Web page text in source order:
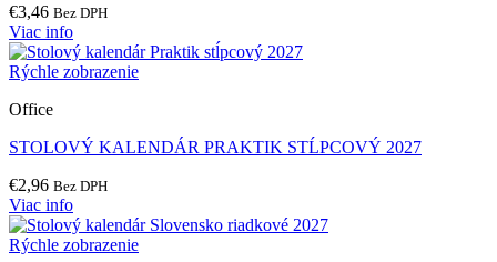
€3,46 Bez DPH
Viac info
Rýchle zobrazenie
Office
STOLOVÝ KALENDÁR PRAKTIK STĹPCOVÝ 2027
€2,96 Bez DPH
Viac info
Rýchle zobrazenie